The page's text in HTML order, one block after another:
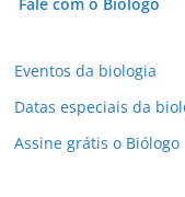
Eventos da biologia
Datas especiais da
Assine grátis o Biólogo